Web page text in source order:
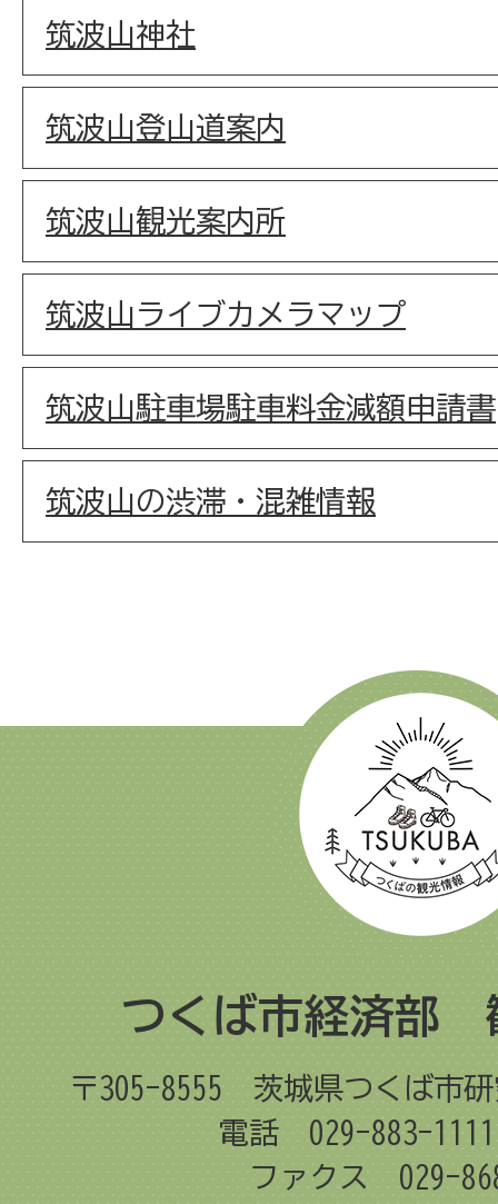
筑波山神社
筑波山登山道案内
筑波山観光案内所
筑波山ライブカメラマップ
筑波山駐車場駐車料金減額申請書
筑波山の渋滞・混雑情報
つくば市経済部
〒305-8555
茨城県つくば市
電話 029-883-1111
ファクス 029-